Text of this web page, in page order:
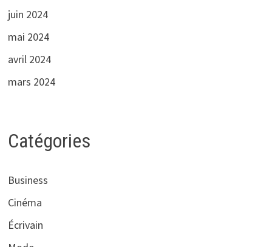
juin 2024
mai 2024
avril 2024
mars 2024
Catégories
Business
Cinéma
Écrivain